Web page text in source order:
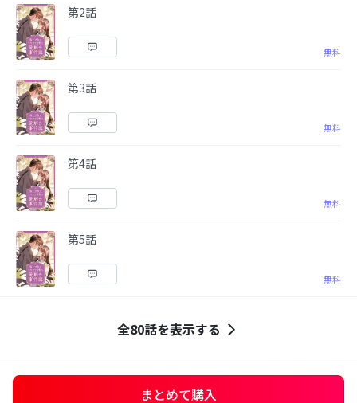
第2話
無料
第3話
無料
第4話
無料
第5話
無料
全80話を表示する
まとめて購入